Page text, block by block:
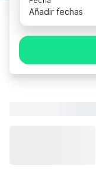
Añadir fechas